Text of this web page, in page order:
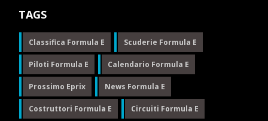
TAGS
Classifica Formula E Scuderie Formula E
Piloti Formula E Calendario Formula E
Prossimo Eprix News Formula E
Costruttori Formula E Circuiti Formula E